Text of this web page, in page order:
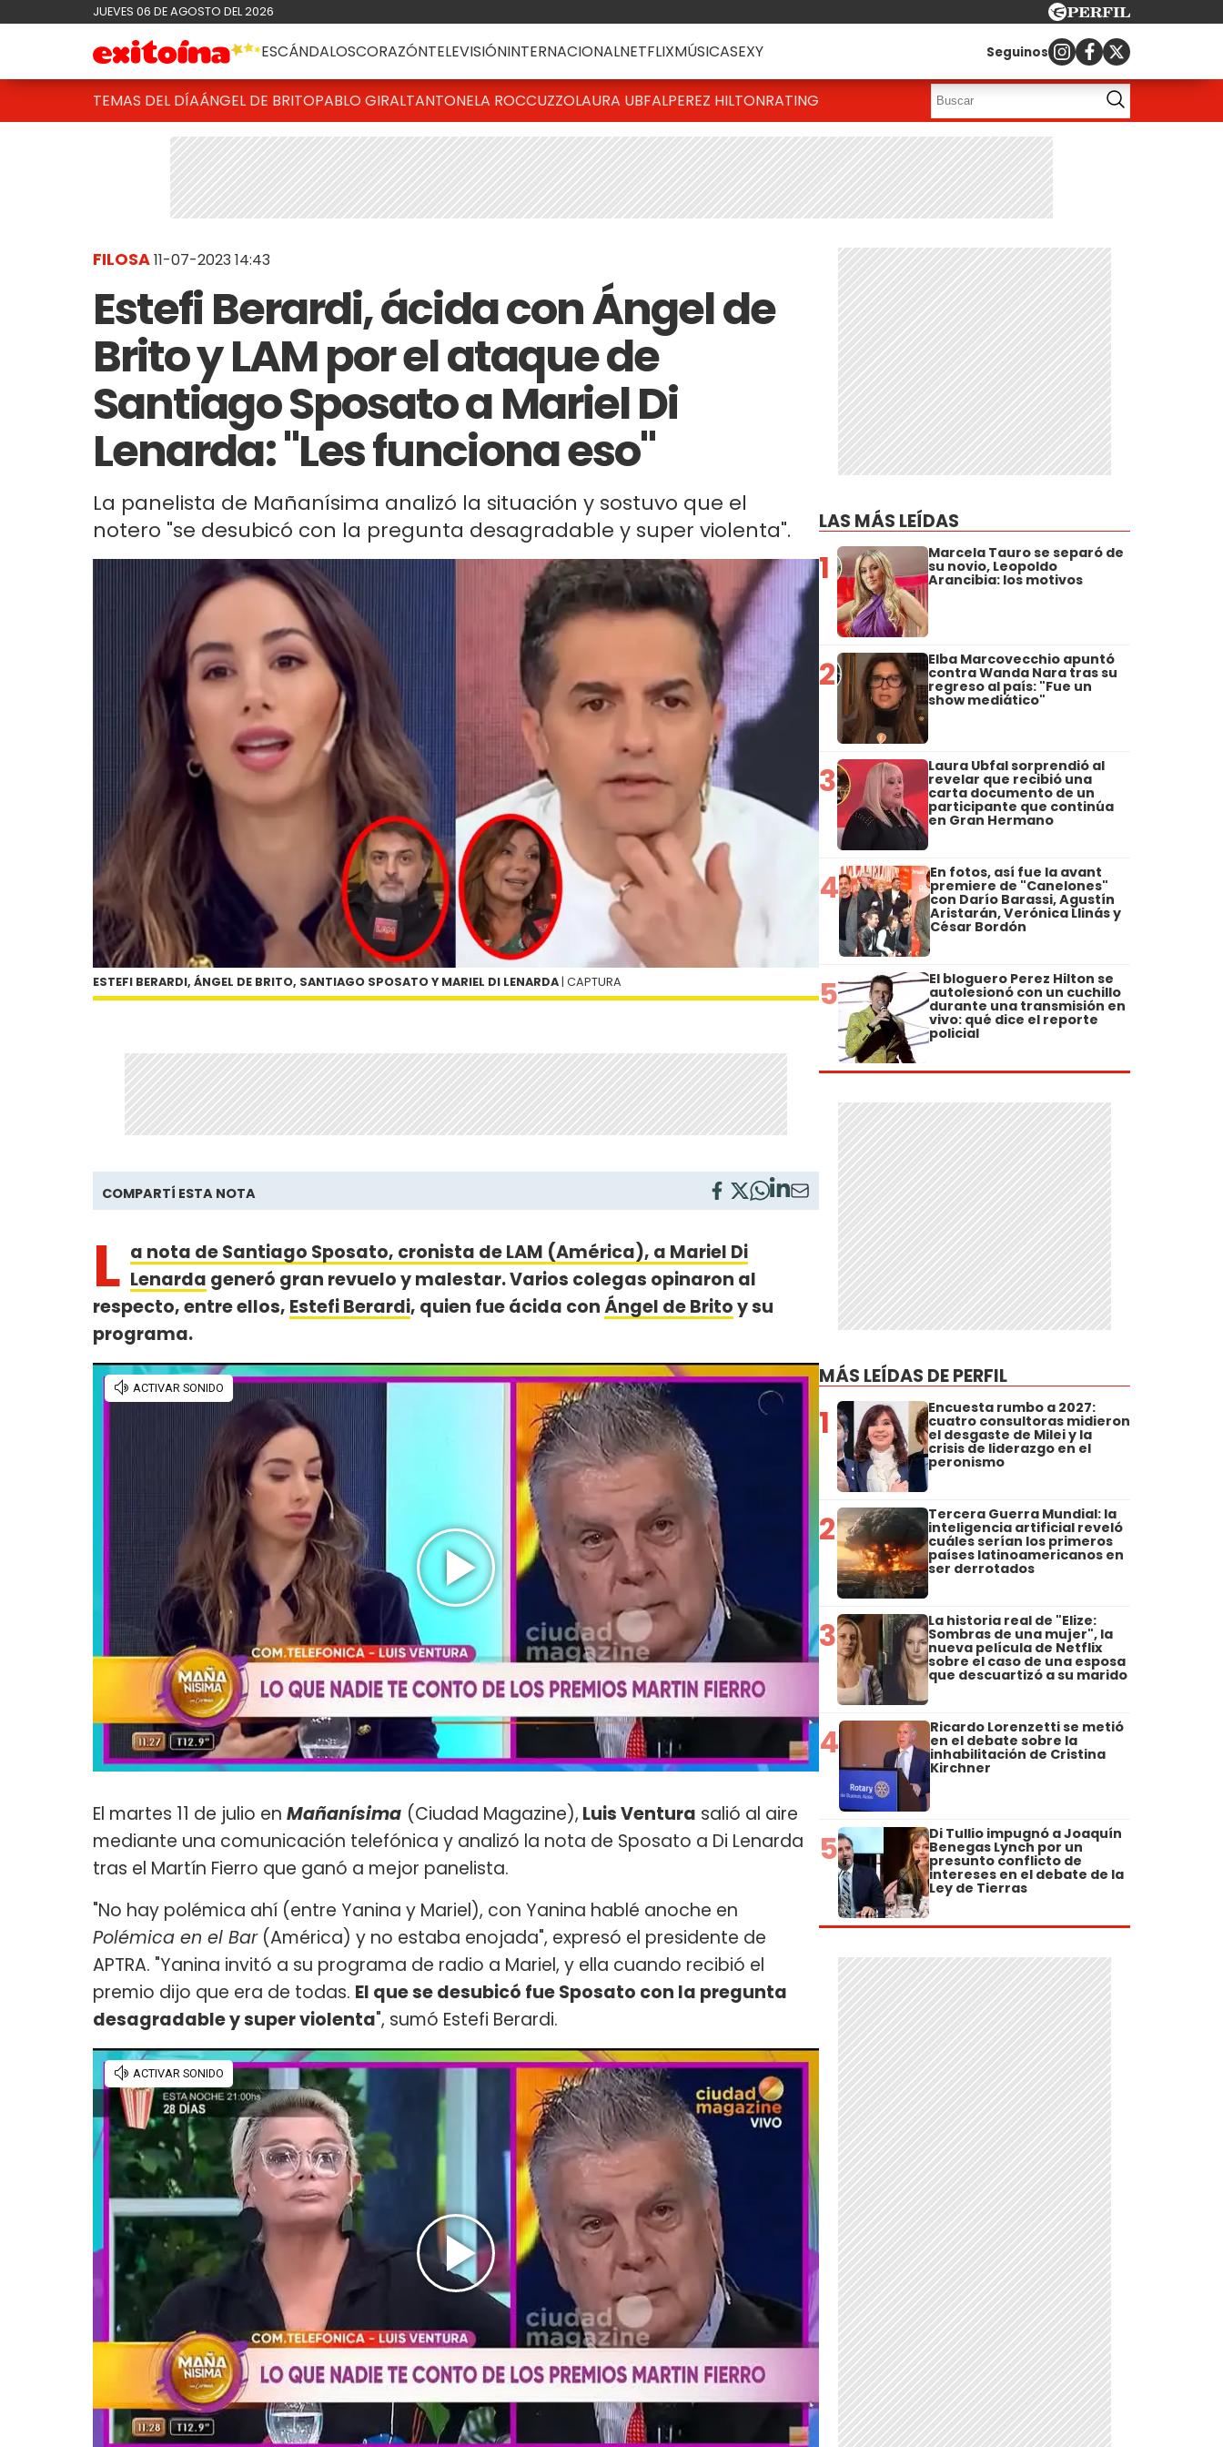
JUEVES 06 DE AGOSTO DEL 2026
ESCÁNDALOSCORAZÓNTELEVISIÓNINTERNACIONALNETFLIXMÚSICASEXY Seguinos
TEMAS DEL DÍAÁNGEL DE BRITOPABLO GIRALTANTONELA ROCCUZZOLAURA UBFALPEREZ HILTONRATING
FILOSA11-07-2023 14:43
Estefi Berardi, ácida con Ángel de
Brito y LAM por el ataque de
Santiago Sposato a Mariel Di
Lenarda: "Les funciona eso"
La panelista de Mañanísima analizó la situación y sostuvo que el
notero "se desubicó con la pregunta desagradable y super violenta".
ESTEFI BERARDI, ÁNGEL DE BRITO, SANTIAGO SPOSATO Y MARIEL DI LENARDA | CAPTURA
COMPARTÍ ESTA NOTA
L a nota de Santiago Sposato, cronista de LAM (América), a Mariel Di
Lenarda generó gran revuelo y malestar. Varios colegas opinaron al
respecto, entre ellos, Estefi Berardi, quien fue ácida conÁngel de Britoy su
programa.
El martes 11 de julio en Mañanísima (Ciudad Magazine), Luis Ventura salió al aire
mediante una comunicación telefónica y analizó la nota de Sposato a Di Lenarda
tras el Martín Fierro que ganó a mejor panelista.
"No hay polémica ahí (entre Yanina y Mariel), con Yanina hablé anoche en
Polémica en el Bar(América) y no estaba enojada", expresó el presidente de
APTRA. "Yanina invitó a su programa de radio a Mariel, y ella cuando recibió el
premio dijo que era de todas. El que se desubicó fue Sposato con la pregunta
desagradable y super violenta", sumó Estefi Berardi.
LAS MÁS LEÍDAS
1 Marcela Tauro se separó de
su novio, Leopoldo
Arancibia: los motivos
2 Elba Marcovecchio apuntó
contra Wanda Nara tras su
regreso al país: "Fue un
show mediático"
3 Laura Ubfal sorprendió al
revelar que recibió una
carta documento de un
participante que continúa
en Gran Hermano
4 En fotos, así fue la avant
premiere de "Canelones"
con Darío Barassi, Agustín
Aristarán, Verónica Llinás y
César Bordón
5 El bloguero Perez Hilton se
autolesionó con un cuchillo
durante una transmisión en
vivo: qué dice el reporte
policial
MÁS LEÍDAS DE PERFIL
1 Encuesta rumbo a 2027:
cuatro consultoras midieron
el desgaste de Milei y la
crisis de liderazgo en el
peronismo
2 Tercera Guerra Mundial: la
inteligencia artificial reveló
cuáles serían los primeros
países latinoamericanos en
ser derrotados
3 La historia real de "Elize:
Sombras de una mujer", la
nueva película de Netflix
sobre el caso de una esposa
que descuartizó a su marido
4 Ricardo Lorenzetti se metió
en el debate sobre la
inhabilitación de Cristina
Kirchner
5 Di Tullio impugnó a Joaquín
Benegas Lynch por un
presunto conflicto de
intereses en el debate de la
Ley de Tierras